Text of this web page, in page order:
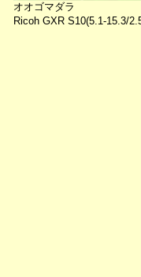
オオゴマダラ
Ricoh GXR S10(5.1-15.3/